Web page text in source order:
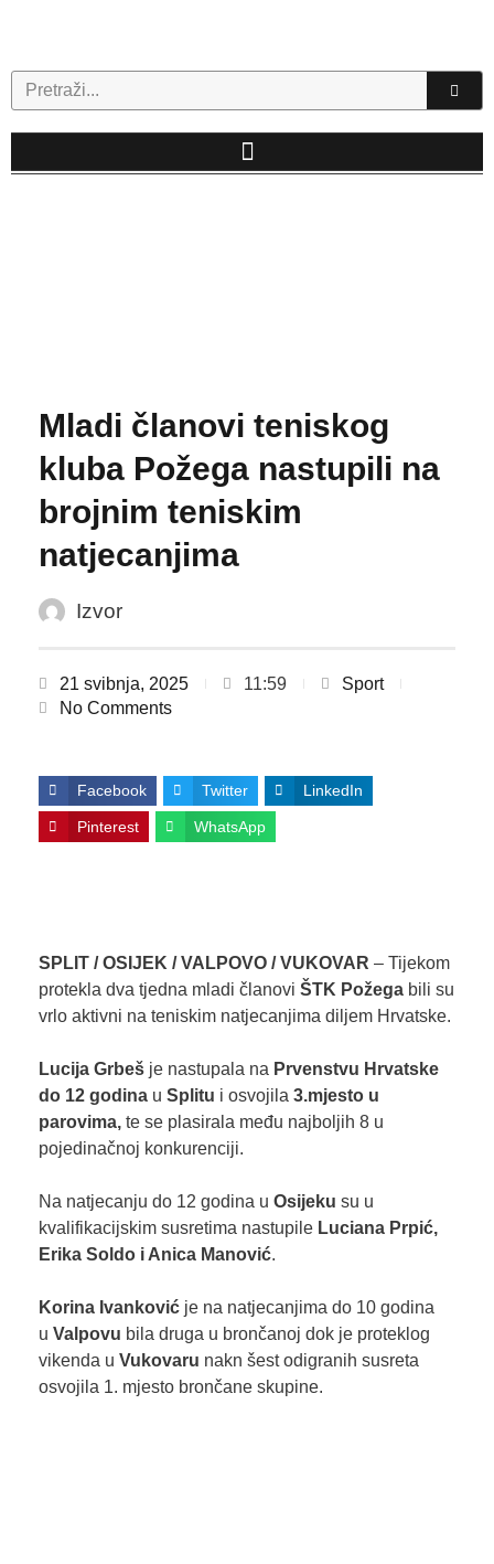
Search
Mladi članovi teniskog
kluba Požega nastupili na
brojnim teniskim
natjecanjima
Izvor
21 svibnja, 2025 11:59
Sport
No Comments
Facebook Twitter LinkedIn
Pinterest WhatsApp
SPLIT / OSIJEK / VALPOVO / VUKOVAR – Tijekom
protekla dva tjedna mladi članovi ŠTK Požegabili su
vrlo aktivni na teniskim natjecanjima diljem Hrvatske.
Lucija Grbešje nastupala na Prvenstvu Hrvatske
do 12 godinau Splitu i osvojila 3.mjesto u
parovima,te se plasirala među najboljih 8 u
pojedinačnoj konkurenciji.
Na natjecanju do 12 godina u Osijeku su u
kvalifikacijskim susretima nastupileLuciana Prpić,
Erika Soldo i Anica Manović.
Korina Ivankovićje na natjecanjima do 10 godina
u Valpovu bila druga u brončanoj dok je proteklog
vikenda u Vukovaru nakn šest odigranih susreta
osvojila 1. mjesto brončane skupine.